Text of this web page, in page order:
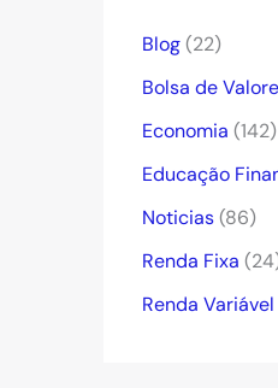
Blog(22)
Bolsa de
Economia (142)
Educação
Noticias(86)
Renda Fixa
Renda Variável